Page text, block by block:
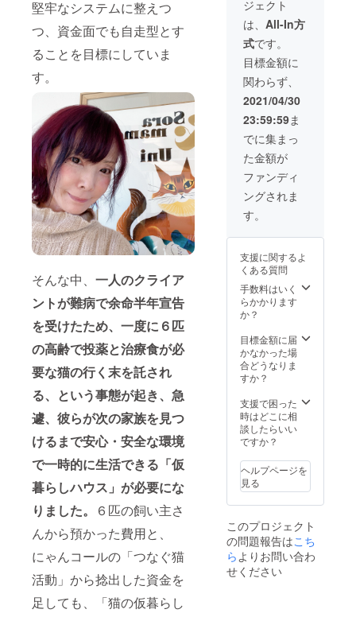
堅牢なシステムに整えつ
つ、資金面でも自走型とす
ることを目標にしていま
す。
そんな中、 一人のクライア
ントが難病で余命半年宣告
を受けたため、一度に６匹
の高齢で投薬と治療食が必
要な猫の行く末を託され
る、という事態が起き、急
遽、彼らが次の家族を見つ
けるまで安心・安全な環境
で一時的に生活できる「仮
暮らしハウス」が必要にな
りました。
６匹の飼い主さ
んから預かった費用と、
にゃんコールの「つなぐ猫
活動」から捻出した資金を
足しても、「猫の仮暮らし
・備考
欄に、
スペー
スレン
タルに
ついて
ご希望
のおよ
その内
容を記
載して
くださ
い。 ＜
キャッ
トサロ
ン１日
する注
意事項
＞ ・詳
しい
サービ
ス内容
コール
ウェブ
サイト
「nyan
call.co
m/cats
alon/」
「キャ
ットサ
ロンス
ペース
ル」セ
クショ
ンをご
確認く
ださい
個 ・猫
のお悩
み相談
（半年
分） ※
消費
税、送
料を含
みま
す。 ※
特典の
お届け
は6月以
降です
が、お
悩み相
開始可
す。 ＜
猫のお
悩み相
談につ
いて＞
期間を
ご選択
くださ
い。 ・
に、お
悩み相
談用の
ご希望
ザー
ID（半
角英数
字8文字
と、
ニック
ネーム
（ユー
ザIDと
ジェクト
は、 All-In方
式です。
目標金額に
関わらず、
2021/04/30
23:59:59ま
でに集まっ
た金額が
ファンディ
ングされま
す。
支援に関するよ
くある質問
手数料はいく
らかかります
か？
目標金額に届
かなかった場
合どうなりま
すか？
支援で困った
時はどこに相
談したらいい
ですか？
ヘルプページを
見る
このプロジェクト
の問題報告はこち
らよりお問い合わ
せください